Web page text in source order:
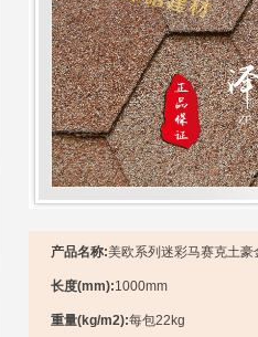
产品名称:美欧系列迷彩马赛克土
长度(mm):1000mm
重量(kg/m2):每包22kg